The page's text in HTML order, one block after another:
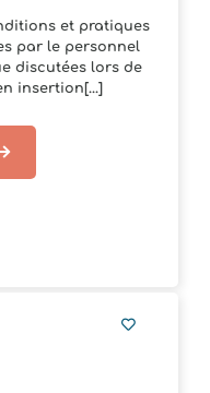
et pratiques
par le personnel
discutées lors de
insertion[...]